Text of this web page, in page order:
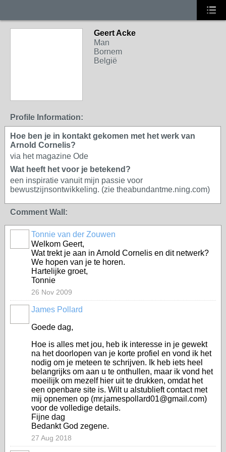
Geert Acke
Man
Bornem
België
Profile Information:
Hoe ben je in kontakt gekomen met het werk van
Arnold Cornelis?
via het magazine Ode
Wat heeft het voor je betekend?
een inspiratie vanuit mijn passie voor
bewustzijnsontwikkeling. (zie theabundantme.ning.com)
Comment Wall:
Tonnie van der Zouwen
Welkom Geert,
Wat trekt je aan in Arnold Cornelis en dit netwerk?
We hopen van je te horen.
Hartelijke groet,
Tonnie
26 Nov 2009
James Pollard
Goede dag,
Hoe is alles met jou, heb ik interesse in je gewekt
na het doorlopen van je korte profiel en vond ik het
nodig om je meteen te schrijven. Ik heb iets heel
belangrijks om aan u te onthullen, maar ik vond het
moeilijk om mezelf hier uit te drukken, omdat het
een openbare site is. Wilt u alstublieft contact met
mij opnemen op (mr.jamespollard01@gmail.com)
voor de volledige details.
Fijne dag
Bedankt God zegene.
27 Aug 2018